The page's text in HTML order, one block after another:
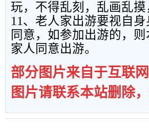
玩，不得乱刻，乱画乱
11、老人家出游要视自
同意，如参加出游的，
家人同意出游。
部分图片来自于互联
图片请联系本站删除，